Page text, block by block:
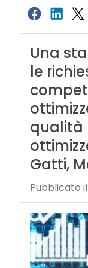
Una
le
qualità
Gatti,
Pubblicato il